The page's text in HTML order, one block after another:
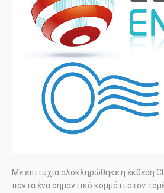
Με επιτυχία ολοκληρώθηκε η έκθεση
πάντα ένα σημαντικό κομμάτι στον